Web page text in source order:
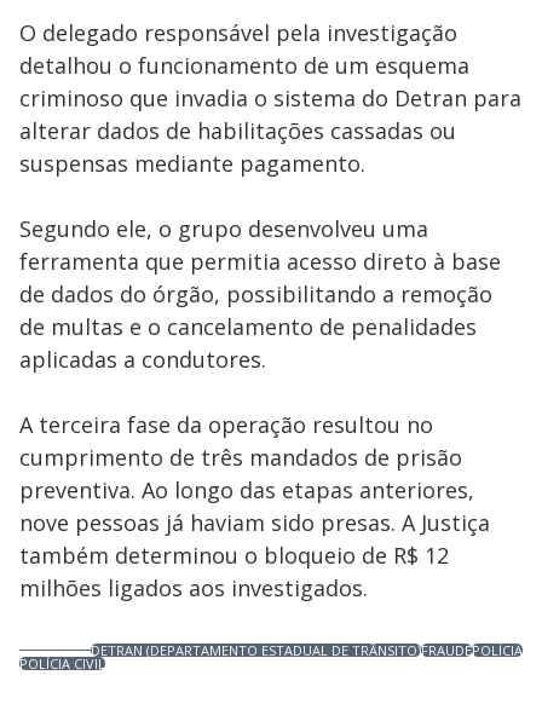
O delegado responsável pela investigação
detalhou o funcionamento de um esquema
criminoso que invadia o sistema do Detran para
alterar dados de habilitações cassadas ou
suspensas mediante pagamento.
Segundo ele, o grupo desenvolveu uma
ferramenta que permitia acesso direto à base
de dados do órgão, possibilitando a remoção
de multas e o cancelamento de penalidades
aplicadas a condutores.
A terceira fase da operação resultou no
cumprimento de três mandados de prisão
preventiva. Ao longo das etapas anteriores,
nove pessoas já haviam sido presas. A Justiça
também determinou o bloqueio de R$ 12
milhões ligados aos investigados.
DETRAN (DEPARTAMENTO ESTADUAL DE TRÂNSITO)FRAUDEPOLÍCIA
POLÍCIA CIVIL